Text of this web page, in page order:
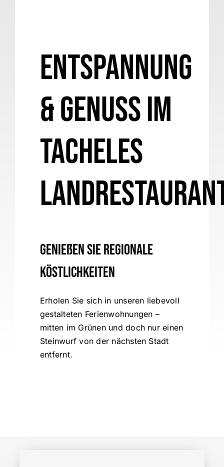
Entspannung
& Genuss im
Tacheles
Genießen Sie regionale
Köstlichkeiten
Erholen Sie sich in unseren liebevoll
gestalteten Ferienwohnungen –
mitten im Grünen und doch nur einen
Steinwurf von der nächsten Stadt
entfernt.